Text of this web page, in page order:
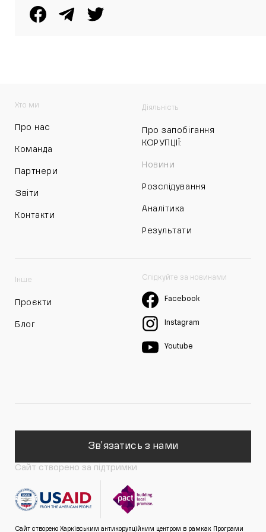
Хто ми
Про нас
Команда
Партнери
Звіти
Контакти
Діяльність
Про запобігання
КОРУПЦІЇ:
Новини
Розслідування
Аналітика
Результати
Інше
Проєкти
Блог
Слідкуйте за новинами
Facebook
Instagram
Youtube
Зв'язатись з нами
Сайт створено за підтримки
Сайт створено Харківським антикорупційним центром в рамках Програми